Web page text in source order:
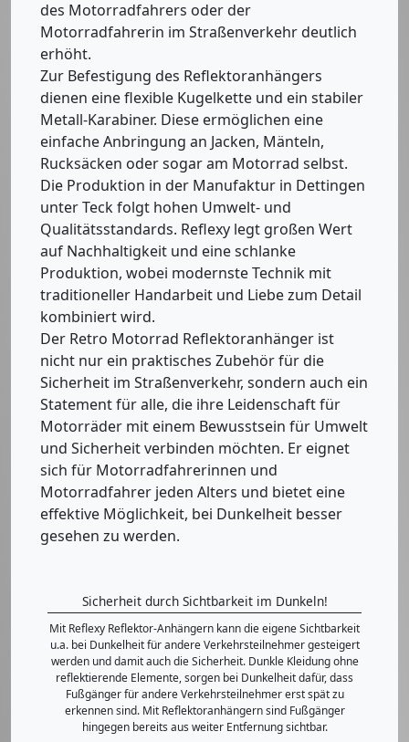
des Motorradfahrers oder der
Motorradfahrerin im Straßenverkehr deutlich
erhöht.
Zur Befestigung des Reflektoranhängers
dienen eine flexible Kugelkette und ein stabiler
Metall-Karabiner. Diese ermöglichen eine
einfache Anbringung an Jacken, Mänteln,
Rucksäcken oder sogar am Motorrad selbst.
Die Produktion in der Manufaktur in Dettingen
unter Teck folgt hohen Umwelt- und
Qualitätsstandards. Reflexy legt großen Wert
auf Nachhaltigkeit und eine schlanke
Produktion, wobei modernste Technik mit
traditioneller Handarbeit und Liebe zum Detail
kombiniert wird.
Der Retro Motorrad Reflektoranhänger ist
nicht nur ein praktisches Zubehör für die
Sicherheit im Straßenverkehr, sondern auch ein
Statement für alle, die ihre Leidenschaft für
Motorräder mit einem Bewusstsein für Umwelt
und Sicherheit verbinden möchten. Er eignet
sich für Motorradfahrerinnen und
Motorradfahrer jeden Alters und bietet eine
effektive Möglichkeit, bei Dunkelheit besser
gesehen zu werden.
Sicherheit durch Sichtbarkeit im Dunkeln!
Mit Reflexy Reflektor-Anhängern kann die eigene Sichtbarkeit
u.a. bei Dunkelheit für andere Verkehrsteilnehmer gesteigert
werden und damit auch die Sicherheit. Dunkle Kleidung ohne
reflektierende Elemente, sorgen bei Dunkelheit dafür, dass
Fußgänger für andere Verkehrsteilnehmer erst spät zu
erkennen sind. Mit Reflektoranhängern sind Fußgänger
hingegen bereits aus weiter Entfernung sichtbar.